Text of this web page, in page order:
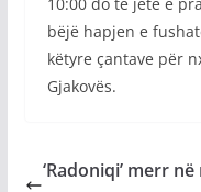
bëjë hapjen e
këtyre çantave për
Gjakovës.
‘Radoniqi’ merr